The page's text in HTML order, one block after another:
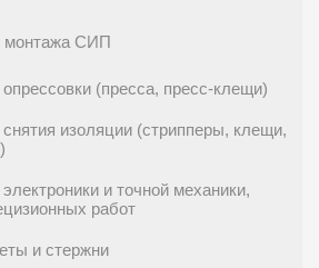
монтажа СИП
(пресса, пресс-клещи)
изоляции (стрипперы, клещи,
и точной механики,
работ
и стержни